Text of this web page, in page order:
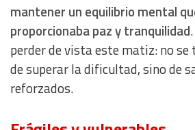
mantener un equilibrio mental
proporcionaba paz y tranquilidad
perder de vista este matiz: no
de superar la dificultad, sino de
reforzados.
Essential
Analytical
Functional
Advertising